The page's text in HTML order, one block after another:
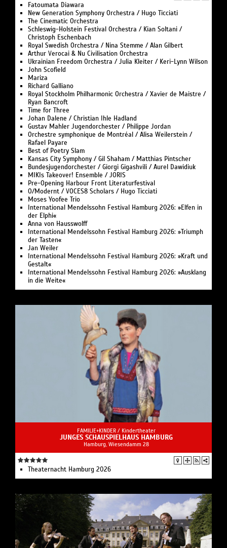
Fatoumata Diawara
New Generation Symphony Orchestra / Hugo Ticciati
The Cinematic Orchestra
Schleswig-Holstein Festival Orchestra / Kian Soltani /
Christoph Eschenbach
Royal Swedish Orchestra / Nina Stemme / Alan Gilbert
Arthur Verocai & Nu Civilisation Orchestra
Ukrainian Freedom Orchestra / Julia Kleiter / Keri-Lynn Wilson
John Scofield
Mariza
Richard Galliano
Royal Stockholm Philharmonic Orchestra / Xavier de Maistre /
Ryan Bancroft
Time for Three
Johan Dalene / Christian Ihle Hadland
Gustav Mahler Jugendorchester / Philippe Jordan
Orchestre symphonique de Montréal / Alisa Weilerstein /
Rafael Payare
Best of Poetry Slam
Kansas City Symphony / Gil Shaham / Matthias Pintscher
Bundesjugendorchester / Giorgi Gigashvili / Aurel Dawidiuk
MIKIs Takeover! Ensemble / JORIS
Pre-Opening Harbour Front Literaturfestival
O/Modernt / VOCES8 Scholars / Hugo Ticciati
Moses Yoofee Trio
International Mendelssohn Festival Hamburg 2026: »Elfen in
der Elphi«
Anna von Hausswolff
International Mendelssohn Festival Hamburg 2026: »Triumph
der Tasten«
Jan Weiler
International Mendelssohn Festival Hamburg 2026: »Kraft und
Gestalt«
International Mendelssohn Festival Hamburg 2026: »Ausklang
in die Weite«
FAMILIE+KINDER / Kindertheater
JUNGES SCHAUSPIELHAUS HAMBURG
Hamburg, Wiesendamm 28
Theaternacht Hamburg 2026